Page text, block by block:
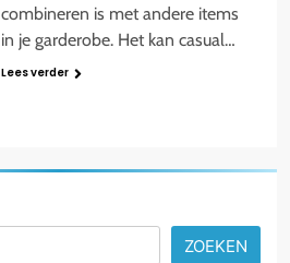
combineren is met andere items
in je garderobe. Het kan casual…
Lees verder
ZOEKEN